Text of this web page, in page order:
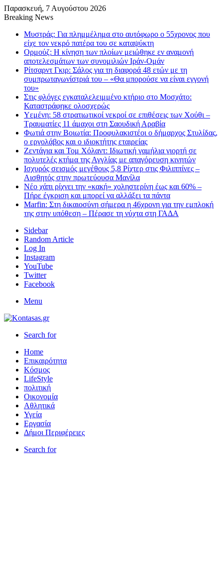
Παρασκευή, 7 Αυγούστου 2026
Breaking News
Μυστράς: Για πλημμέλημα στο αυτόφωρο ο 55χρονος που
είχε τον νεκρό πατέρα του σε καταψύκτη
Ορμούζ: Η κίνηση των πλοίων μειώθηκε εν αναμονή
αποτελεσμάτων των συνομιλιών Ιράν-Ομάν
Ρίτσαρντ Γκιρ: Σάλος για τη διαφορά 48 ετών με τη
συμπρωταγωνίστριά του – «Θα μπορούσε να είναι εγγονή
του»
Στις φλόγες εγκαταλελειμμένο κτήριο στο Μοσχάτο:
Καταστράφηκε ολοσχερώς
Υεμένη: 58 στρατιωτικοί νεκροί σε επιθέσεις των Χούθι –
Τραυματίες 11 άμαχοι στη Σαουδική Αραβία
Φωτιά στην Βοιωτία: Προφυλακιστέοι ο δήμαρχος Στυλίδας,
ο εργολάβος και ο ιδιοκτήτης εταιρείας
Ζεντάγια και Τομ Χόλαντ: Ιδιωτική γαμήλια γιορτή σε
πολυτελές κτήμα της Αγγλίας με απαγόρευση κινητών
Ισχυρός σεισμός μεγέθους 5,8 Ρίχτερ στις Φιλιππίνες –
Αισθητός στην πρωτεύουσα Μανίλα
Νέο χάπι ρίχνει την «κακή» χοληστερίνη έως και 60% –
Πήρε έγκριση και μπορεί να αλλάξει τα πάντα
Marfin: Στη δικαιοσύνη σήμερα η 46χρονη για την εμπλοκή
της στην υπόθεση – Πέρασε τη νύχτα στη ΓΑΔΑ
Sidebar
Random Article
Log In
Instagram
YouTube
Twitter
Facebook
Menu
Search for
Home
Επικαιρότητα
Κόσμος
LifeStyle
πολιτική
Οικονομία
Αθλητικά
Υγεία
Εργασία
Δήμοι Περιφέρειες
Search for